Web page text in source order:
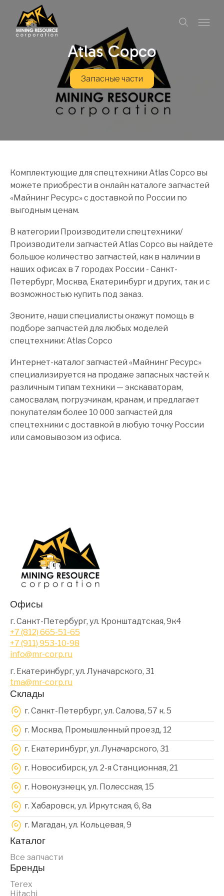
Atlas Copco
Запасные части
Комплектующие для спецтехники Atlas Copco вы
можете приобрести в онлайн каталоге запчастей
«Майнинг Ресурс» с доставкой по России по
выгодным ценам.
В категории Производители спецтехники/
Производители запчастей Atlas Copco вы найдете
большое количество запчастей, как в наличии в
наших офисах в 7 городах России - Санкт-
Петербург, Москва, Екатеринбург и других, так и с
возможностью купить под заказ.
Звоните, наши специалисты окажут помощь в
подборе запчастей для любых моделей
спецтехники: Atlas Copco
Интернет-каталог запчастей «Майнинг Ресурс»
специализируется на продаже запасных частей к
различным типам техники — экскаваторам,
самосвалам, погрузчикам, кранам, и предлагает
покупателям более 10 000 запчастей для
спецтехники с доставкой в любую точку России
или самовывозом из офиса.
Офисы
г. Санкт-Петербург, ул. Кронштадтская, 9к4
+7 (812) 665-51-65
+7 (911) 953-10-98
info@mr-corp.ru
г. Екатеринбург, ул. Луначарского, 31
tma@mr-corp.ru
Склады
г. Санкт-Петербург, ул. Салова, 57 к. 5
г. Москва, Промышленный проезд, 12
г. Екатеринбург, ул. Луначарского, 31
г. Новосибирск, ул. 2-я Станционная, 21
г. Новокузнецк, ул. Полесская, 15
г. Хабаровск, ул. Иркутская, 6, 8a
г. Магадан, ул. Кольцевая, 9
Каталог
Все запчасти
Бренды
Terex
Hitachi